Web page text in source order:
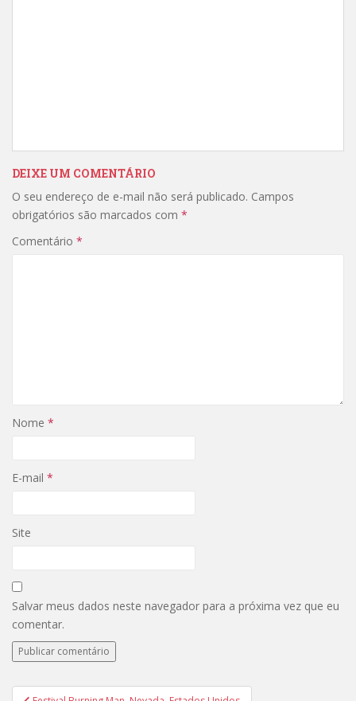
DEIXE UM COMENTÁRIO
O seu endereço de e-mail não será publicado. Campos
obrigatórios são marcados com *
Comentário *
Nome *
E-mail *
Site
Salvar meus dados neste navegador para a próxima vez que eu
comentar.
Navegação